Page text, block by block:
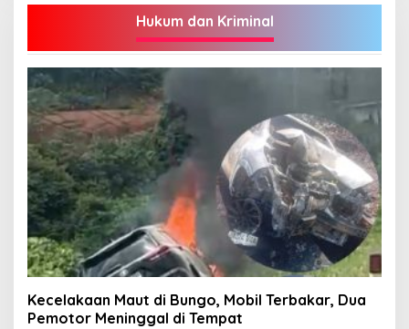
Hukum dan Kriminal
Kecelakaan Maut di Bungo, Mobil Terbakar, Dua
Pemotor Meninggal di Tempat